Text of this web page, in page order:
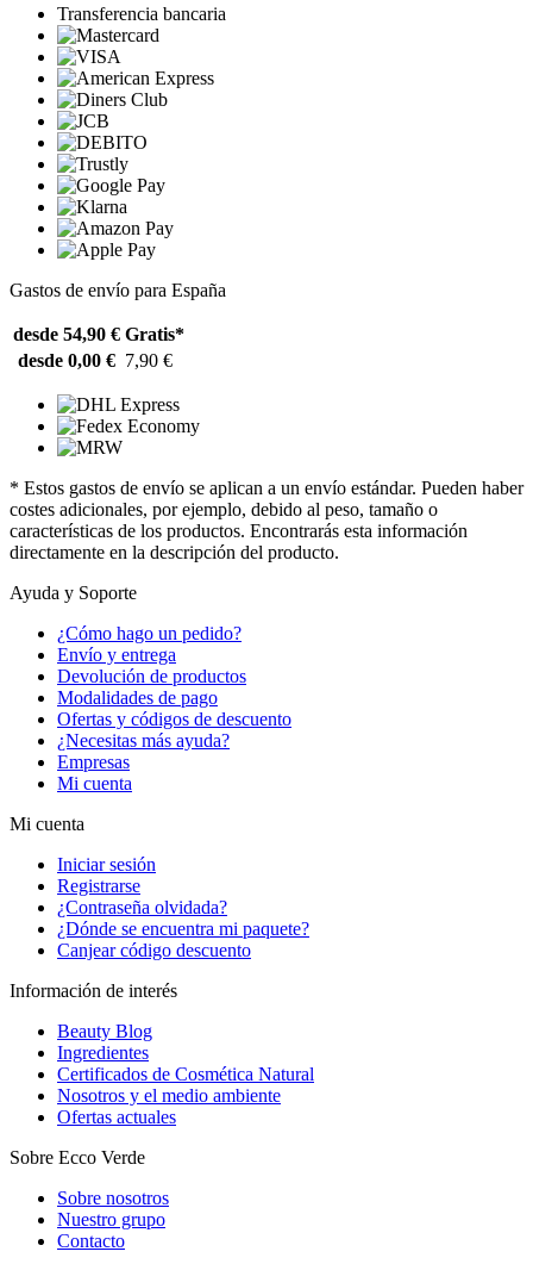
Transferencia bancaria
Gastos de envío para España
desde 54,90 € Gratis*
desde 0,00 € 7,90 €
* Estos gastos de envío se aplican a un envío estándar. Pueden haber
costes adicionales, por ejemplo, debido al peso, tamaño o
características de los productos. Encontrarás esta información
directamente en la descripción del producto.
Ayuda y Soporte
¿Cómo hago un pedido?
Envío y entrega
Devolución de productos
Modalidades de pago
Ofertas y códigos de descuento
¿Necesitas más ayuda?
Empresas
Mi cuenta
Mi cuenta
Iniciar sesión
Registrarse
¿Contraseña olvidada?
¿Dónde se encuentra mi paquete?
Canjear código descuento
Información de interés
Beauty Blog
Ingredientes
Certificados de Cosmética Natural
Nosotros y el medio ambiente
Ofertas actuales
Sobre Ecco Verde
Sobre nosotros
Nuestro grupo
Contacto